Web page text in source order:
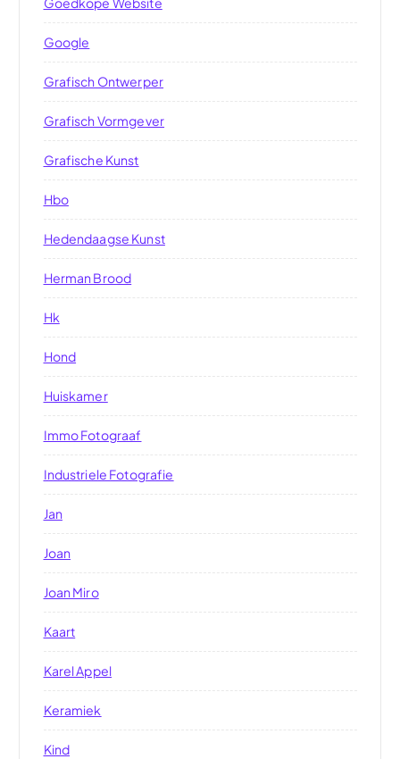
Google
Grafisch Ontwerper
Grafisch Vormgever
Grafische Kunst
Hbo
Hedendaagse Kunst
Herman Brood
Hk
Hond
Huiskamer
Immo Fotograaf
Industriele Fotografie
Jan
Joan
Joan Miro
Kaart
Karel Appel
Keramiek
Kind